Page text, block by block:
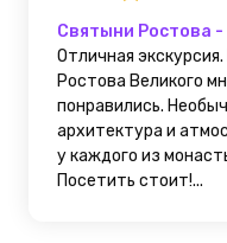
Святыни Ростова
Отличная
Ростова Великого
понравились.
архитектура и
у каждого из
Посетить стоит!...